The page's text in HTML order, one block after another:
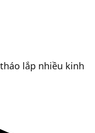
lắp nhiều kinh